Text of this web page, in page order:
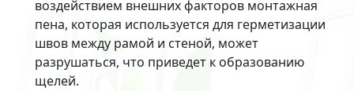
воздействием внешних факторов монтажная
пена, которая используется для герметизации
швов между рамой и стеной, может
разрушаться, что приведет к образованию
щелей.